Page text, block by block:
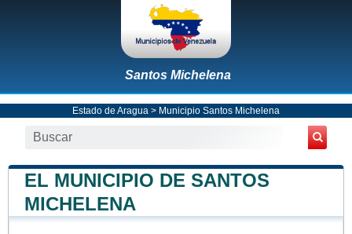
Santos Michelena
Estado de Aragua > Municipio Santos Michelena
EL MUNICIPIO DE SANTOS
MICHELENA